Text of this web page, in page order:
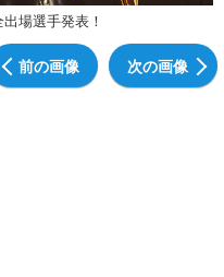
場選手発表！
前の画像 次の画像